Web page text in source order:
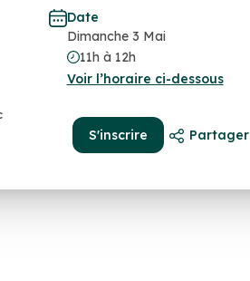
Date
Dimanche 3 Mai
11h à 12h
Voir l’horaire ci-dessous
S'inscrire Partager